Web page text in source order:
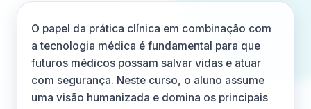
O papel da prática clínica em combinação com
a tecnologia médica é fundamental para que
futuros médicos possam salvar vidas e atuar
com segurança. Neste curso, o aluno assume
uma visão humanizada e domina os principais